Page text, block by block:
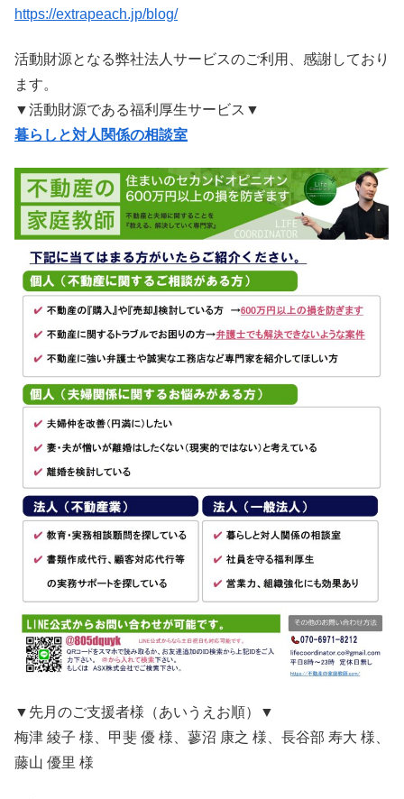
https://extrapeach.jp/blog/
活動財源となる弊社法人サービスのご利用、感謝しており
ます。
▼活動財源である福利厚生サービス▼
暮らしと対人関係の相談室
▼先月のご支援者様（あいうえお順）▼
梅津 綾子 様、甲斐 優 様、蓼沼 康之 様、長谷部 寿大 様、
藤山 優里 様